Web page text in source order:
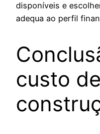
disponíveis e
adequa ao perfil
custo de